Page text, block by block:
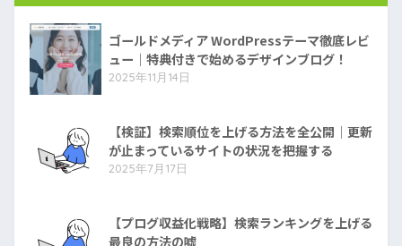
ゴールドメディア WordPressテーマ徹底レビ
ュー｜特典付きで始めるデザインブログ！
2025年11月14日
【検証】検索順位を上げる方法を全公開｜更新
が止まっているサイトの状況を把握する
2025年7月17日
【プログ収益化戦略】検索ランキングを上げる
最良の方法の嘘